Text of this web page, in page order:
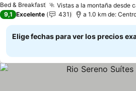
Bed & Breakfast Vistas a la montaña desde
9,1 Excelente 431 a 1.0 km de:
Elige fechas para ver los precios